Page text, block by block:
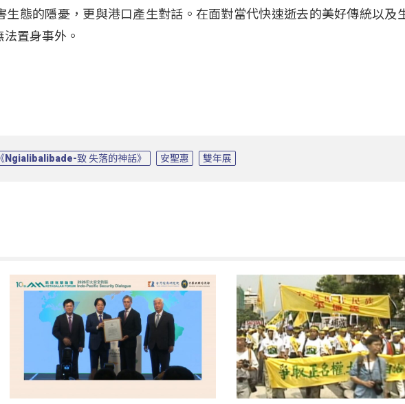
生態的隱憂，更與港口產生對話。在面對當代快速逝去的美好傳統以及
置身事外。
《Ngialibalibade-致 失落的神話》 安聖惠 雙年展